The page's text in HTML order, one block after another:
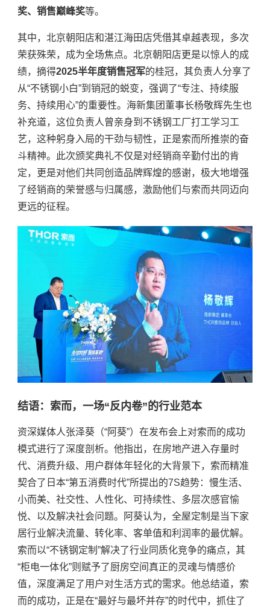
奖、销售巅峰奖等。
其中，北京朝阳店和湛江海田店凭借其卓越表现，多次
荣获殊荣，成为全场焦点。北京朝阳店更是以惊人的成
绩，摘得2025半年度销售冠军的桂冠，其负责人分享了
从“不锈钢小白”到销冠的蜕变，强调了“专注、持续服
务、持续用心”的重要性。 海新集团 董事长杨敬辉先生也
补充道，这位负责人曾亲身到不锈钢工厂打工学习工
艺，这种躬身入局的干劲与韧性，正是索而所推崇的奋
斗精神。此次颁奖典礼不仅是对经销商辛勤付出的肯
定，更是对他们共同创造品牌辉煌的感谢，极大地增强
了经销商的荣誉感与归属感，激励他们与索而共同迈向
更远的征程。
结语：索而，一场“反内卷”的行业范本
资深媒体人张泽葵（“阿葵”）在发布会上对索而的成功
模式进行了深度剖析。他指出，在房地产进入存量时
代、消费升级、用户群体年轻化的大背景下，索而精准
契合了日本“第五消费时代”所提出的7S趋势：慢生活、
小而美、社交性、人性化、可持续性、多层次感官愉
悦、以及解决社会问题。阿葵认为，全屋定制是当下家
居行业解决流量、转化率、客单值和利润率的最优解。
索而以“不锈钢定制”解决了行业同质化竞争的痛点，其
“柜电一体化”则赋予了厨房空间真正的灵魂与情感价
值，深度满足了用户对生活方式的需求。他总结道，索
而的成功，正是在“最好与最坏并存”的时代中，抓住了